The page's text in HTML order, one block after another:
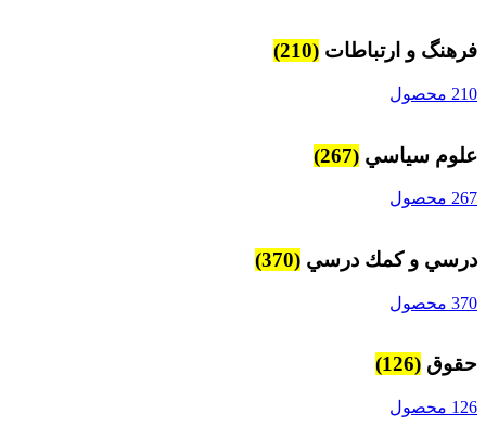
فرهنگ و ارتباطات (210)
210 محصول
علوم سياسي (267)
267 محصول
درسي و كمك درسي (370)
370 محصول
حقوق (126)
126 محصول